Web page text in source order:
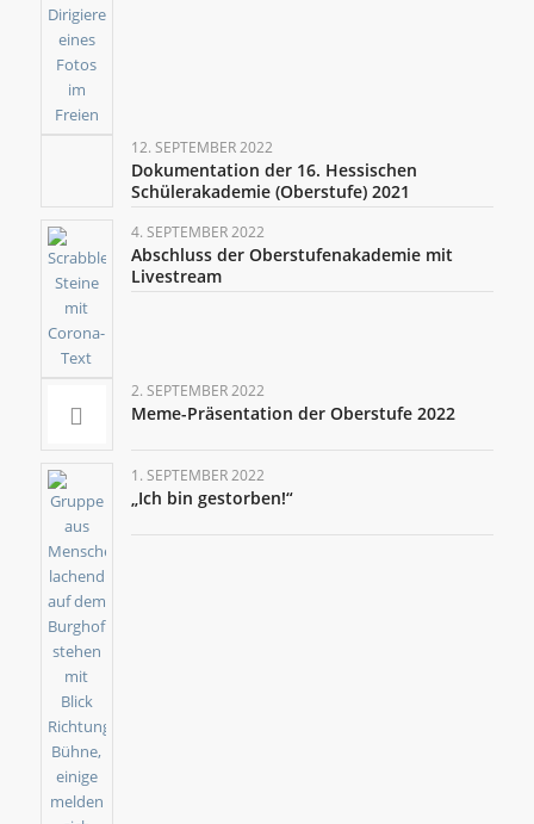
12. SEPTEMBER 2022
Dokumentation der 16. Hessischen
Schülerakademie (Oberstufe) 2021
4. SEPTEMBER 2022
Abschluss der Oberstufenakademie mit
Livestream
2. SEPTEMBER 2022
Meme-Präsentation der Oberstufe 2022
1. SEPTEMBER 2022
„Ich bin gestorben!“